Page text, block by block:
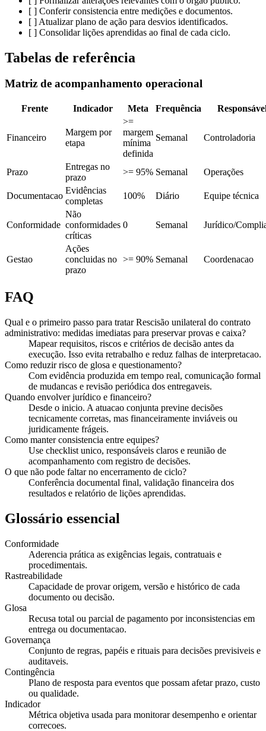
[ ] Conferir consistencia entre medições e documentos.
[ ] Atualizar plano de ação para desvios identificados.
[ ] Consolidar lições aprendidas ao final de cada ciclo.
Tabelas de referência
Matriz de acompanhamento operacional
Frente Indicador Meta Frequência
Financeiro
Margem por
etapa
>=
margem
mínima
definida
Semanal Controladoria
Prazo
Entregas no
prazo
>= 95% Semanal Operações
Documentacao
Evidências
completas
100% Diário Equipe técnica
Conformidade
Não
conformidades
críticas
0 Semanal Jurídico/
Gestao
Ações
concluidas no
prazo
>= 90% Semanal Coordenacao
FAQ
Qual e o primeiro passo para tratar Rescisão unilateral do contrato
administrativo: medidas imediatas para preservar provas e caixa?
Mapear requisitos, riscos e critérios de decisão antes da
execução. Isso evita retrabalho e reduz falhas de interpretacao.
Como reduzir risco de glosa e questionamento?
Com evidência produzida em tempo real, comunicação formal
de mudancas e revisão periódica dos entregaveis.
Quando envolver jurídico e financeiro?
Desde o inicio. A atuacao conjunta previne decisões
tecnicamente corretas, mas financeiramente inviáveis ou
juridicamente frágeis.
Como manter consistencia entre equipes?
Use checklist unico, responsáveis claros e reunião de
acompanhamento com registro de decisões.
O que não pode faltar no encerramento de ciclo?
Conferência documental final, validação financeira dos
resultados e relatório de lições aprendidas.
Glossário essencial
Conformidade
Aderencia prática as exigências legais, contratuais e
procedimentais.
Rastreabilidade
Capacidade de provar origem, versão e histórico de cada
documento ou decisão.
Glosa
Recusa total ou parcial de pagamento por inconsistencias em
entrega ou documentacao.
Governança
Conjunto de regras, papéis e rituais para decisões previsiveis e
auditaveis.
Contingência
Plano de resposta para eventos que possam afetar prazo, custo
ou qualidade.
Indicador
Métrica objetiva usada para monitorar desempenho e orientar
correcoes.